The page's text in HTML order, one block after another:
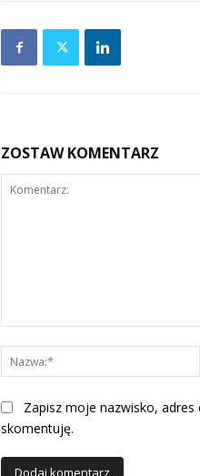
ZOSTAW KOMENTARZ
Zapisz moje nazwisko,
skomentuję.